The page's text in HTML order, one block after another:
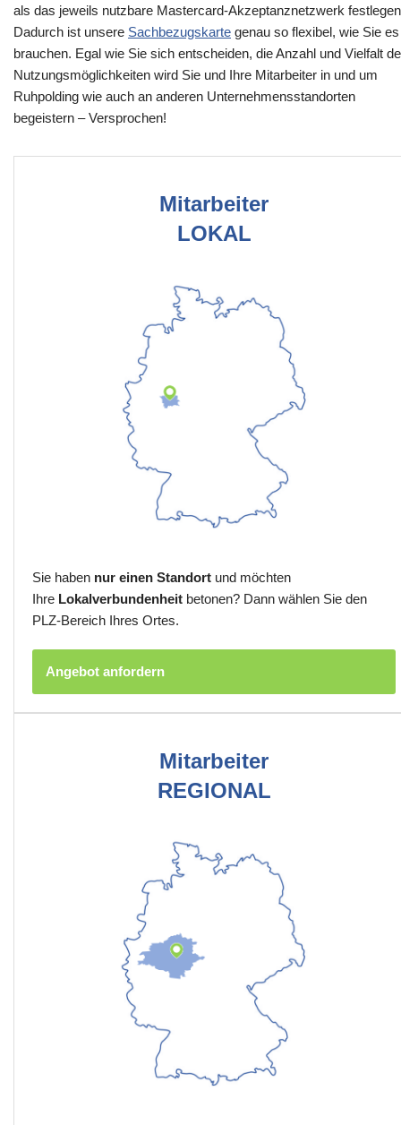
als das jeweils nutzbare Mastercard-Akzeptanznetzwerk
Dadurch ist unsere Sachbezugskarte genau so flexibel, wie Sie es
brauchen. Egal wie Sie sich entscheiden, die Anzahl und Vielfalt
Nutzungsmöglichkeiten wird Sie und Ihre Mitarbeiter in und um
Ruhpolding wie auch an anderen Unternehmensstandorten
begeistern – Versprochen!
Mitarbeiter
LOKAL
Sie haben nur einen Standort und möchten
Ihre Lokalverbundenheit betonen? Dann wählen Sie den
PLZ-Bereich Ihres Ortes.
Angebot anfordern
Mitarbeiter
REGIONAL